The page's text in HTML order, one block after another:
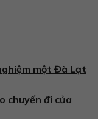
một Đà Lạt
chuyến đi của